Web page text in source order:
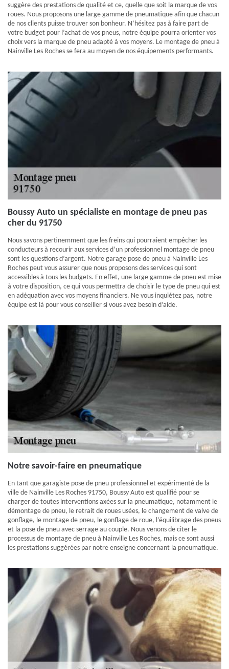
suggère des prestations de qualité et ce, quelle que soit la marque de vos
roues. Nous proposons une large gamme de pneumatique afin que chacun
de nos clients puisse trouver son bonheur. N’hésitez pas à faire part de
votre budget pour l’achat de vos pneus, notre équipe pourra orienter vos
choix vers la marque de pneu adapté à vos moyens. Le montage de pneu à
Nainville Les Roches se fera au moyen de nos équipements performants.
Boussy Auto un spécialiste en montage de pneu pas
cher du 91750
Nous savons pertinemment que les freins qui pourraient empêcher les
conducteurs à recourir aux services d’un professionnel montage de pneu
sont les questions d’argent. Notre garage pose de pneu à Nainville Les
Roches peut vous assurer que nous proposons des services qui sont
accessibles à tous les budgets. En effet, une large gamme de pneu est mise
à votre disposition, ce qui vous permettra de choisir le type de pneu qui est
en adéquation avec vos moyens financiers. Ne vous inquiétez pas, notre
équipe est là pour vous conseiller si vous avez besoin d’aide.
Notre savoir-faire en pneumatique
En tant que garagiste pose de pneu professionnel et expérimenté de la
ville de Nainville Les Roches 91750, Boussy Auto est qualifié pour se
charger de toutes interventions axées sur la pneumatique, notamment le
démontage de pneu, le retrait de roues usées, le changement de valve de
gonflage, le montage de pneu, le gonflage de roue, l’équilibrage des pneus
et la pose de pneu avec serrage au couple. Nous venons de citer le
processus de montage de pneu à Nainville Les Roches, mais ce sont aussi
les prestations suggérées par notre enseigne concernant la pneumatique.